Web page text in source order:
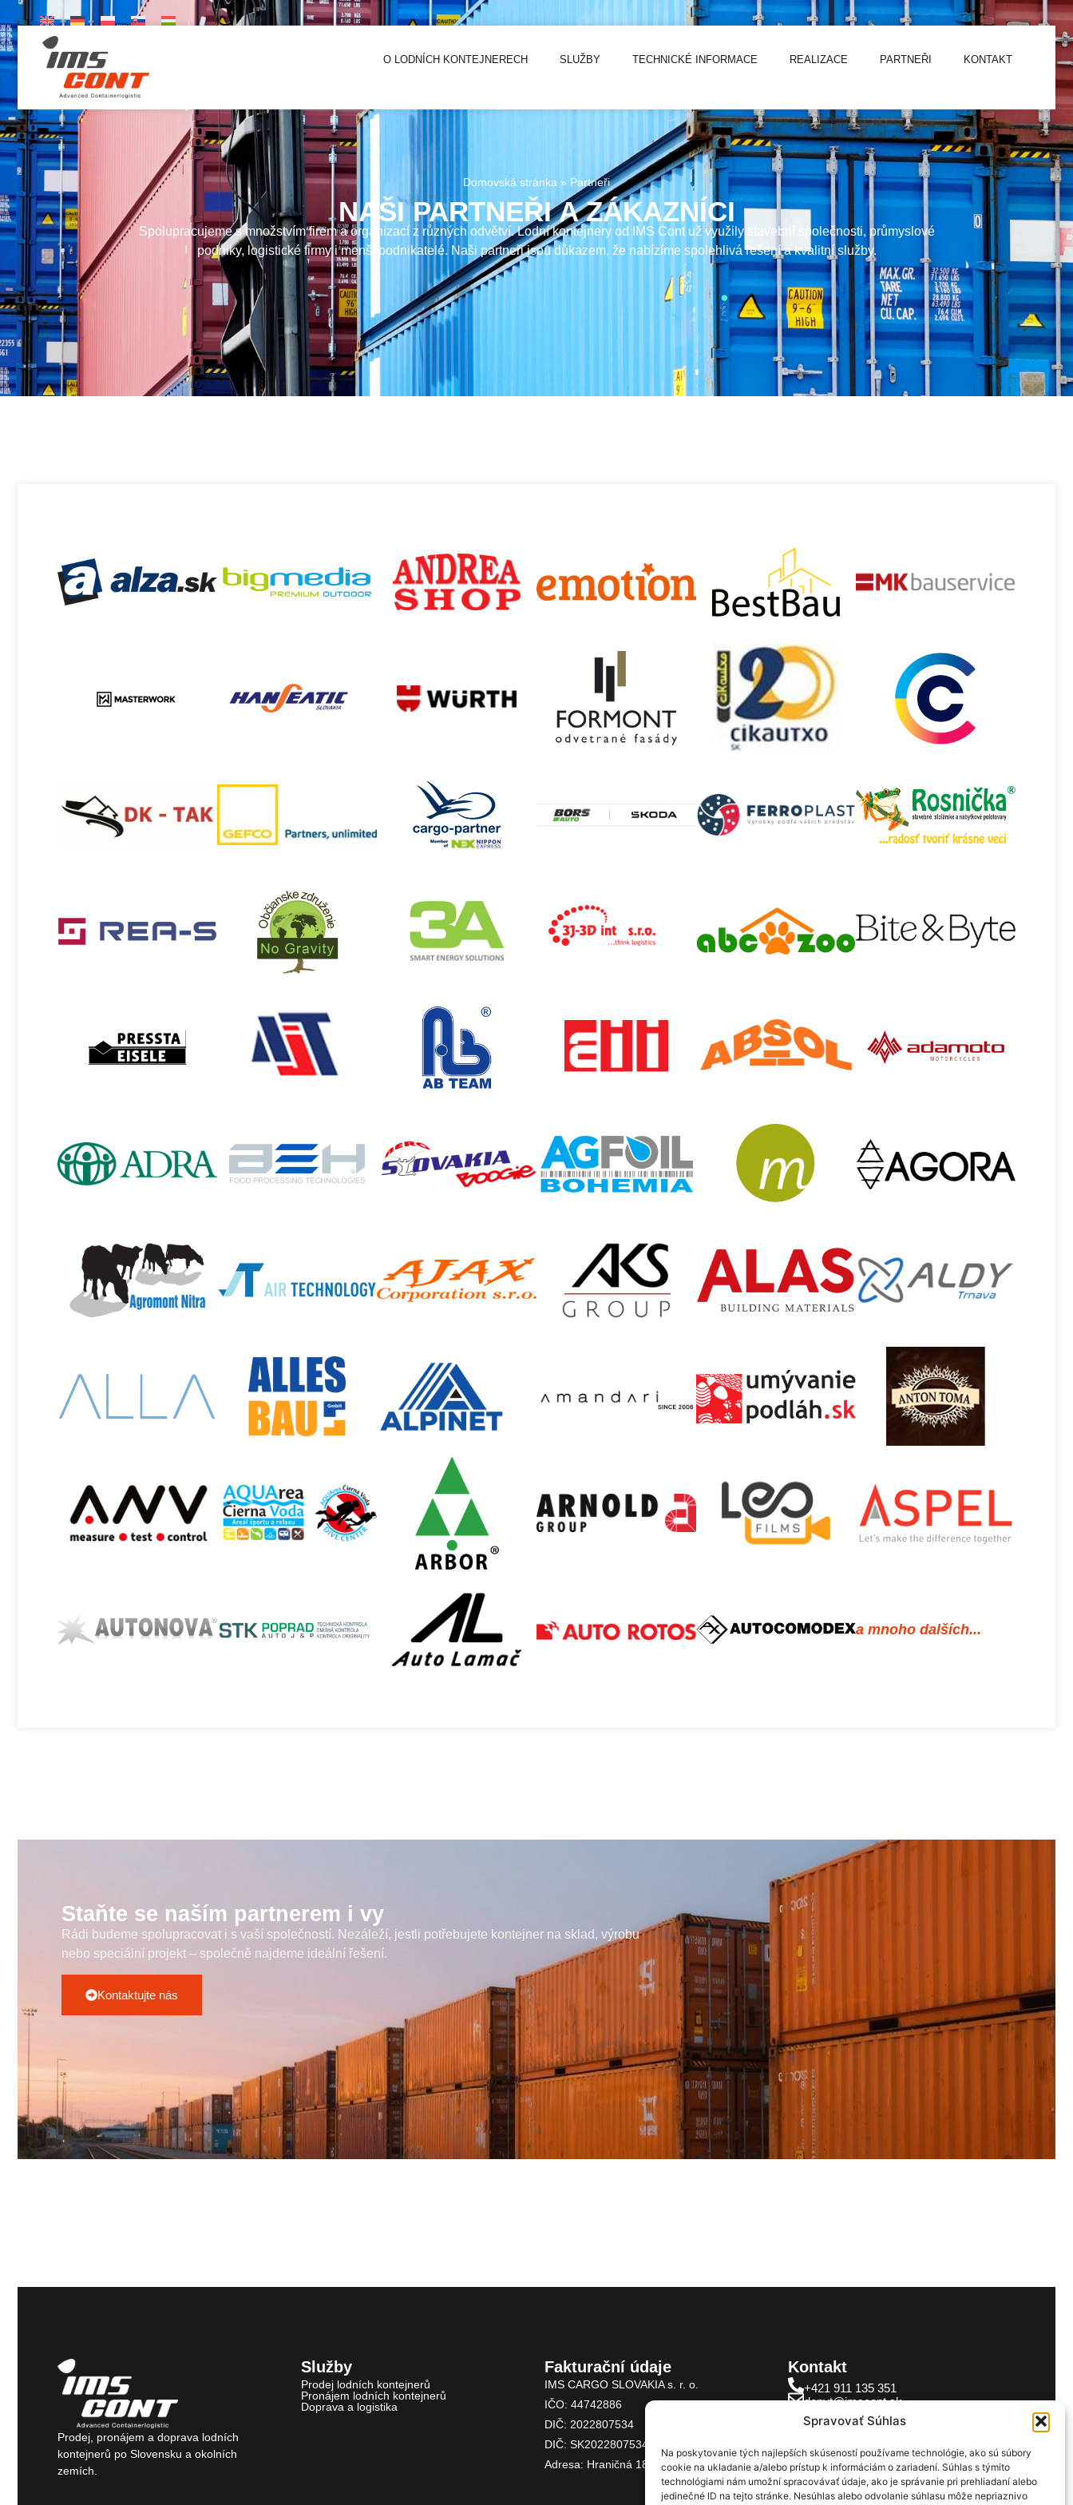
Spravovať Súhlas
Na poskytovanie tých najlepších skúseností používame technológie, ako sú súbory
cookie na ukladanie a/alebo prístup k informáciám o zariadení. Súhlas s týmito
technológiami nám umožní spracovávať údaje, ako je správanie pri prehliadaní alebo
jedinečné ID na tejto stránke. Nesúhlas alebo odvolanie súhlasu môže nepriaznivo
O LODNÍCH KONTEJNERECH SLUŽBY TECHNICKÉ INFORMACE REALIZACE PARTNEŘI KONTAKT
Domovská stránka » Partneři
NAŠI PARTNEŘI A ZÁKAZNÍCI
Spolupracujeme s množstvím firem a organizací z různých odvětví. Lodní kontejnery od IMS Cont už využily stavební společnosti, průmyslové
podniky, logistické firmy i menší podnikatelé. Naši partneři jsou důkazem, že nabízíme spolehlivá řešení a kvalitní služby.
a mnoho dalších...
Staňte se naším partnerem i vy
Rádi budeme spolupracovat i s vaší společností. Nezáleží, jestli potřebujete kontejner na sklad, výrobu
nebo speciální projekt – společně najdeme ideální řešení.
Kontaktujte nás
Prodej, pronájem a doprava lodních
kontejnerů po Slovensku a okolních
zemích.
Služby
Prodej lodních kontejnerů
Pronájem lodních kontejnerů
Doprava a logistika
Fakturační údaje
IMS CARGO SLOVAKIA s. r. o.
IČO: 44742886
DIČ: 2022807534
DIČ: SK2022807534
Adresa: Hraničná 18 821 05 Bratislava
Kontakt
+421 911 135 351
dopyt@imscont.sk